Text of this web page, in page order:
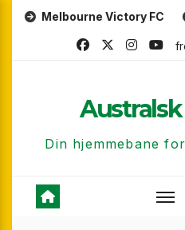
Skip
Victory FC
Din hjemmebane